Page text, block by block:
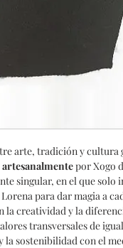
arte, tradición y cultura
artesanalmentepor Xogo
singular, en el que solo
para dar magia a
la creatividad y la
transversales de
la sostenibilidad con el